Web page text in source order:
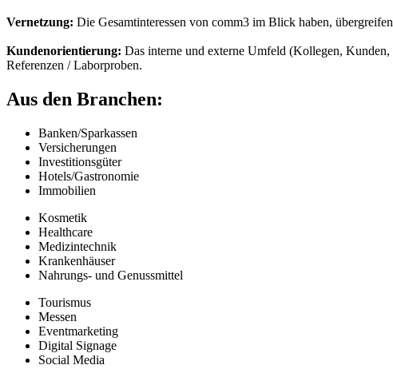
Vernetzung: Die Gesamtinteressen von comm3 im Blick haben,
Kundenorientierung: Das interne und externe Umfeld (Kollegen,
Referenzen / Laborproben.
Aus den Branchen:
Banken/Sparkassen
Versicherungen
Investitionsgüter
Hotels/Gastronomie
Immobilien
Kosmetik
Healthcare
Medizintechnik
Krankenhäuser
Nahrungs- und Genussmittel
Tourismus
Messen
Eventmarketing
Digital Signage
Social Media